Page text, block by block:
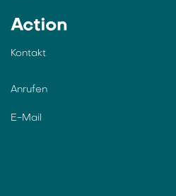
Action
Kontakt
Anrufen
E-Mail